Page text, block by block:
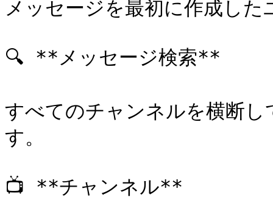
メッセージを最初に作成し
🔍 **メッセージ検索**
すべてのチャンネルを横断
す。
📺 **チャンネル**